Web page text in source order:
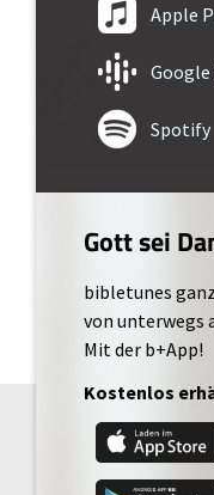
Apple
Google
Spotify
Gott sei
bibletunes
von unterwegs
Mit der b+App!
Kostenlos